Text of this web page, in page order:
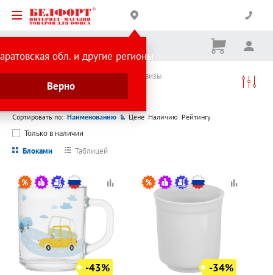
обл. и другие регионы
Верно
Корзина
Ничего
Каталог товаров Акция Кружки и сервизы
Кружки и сервизы
Сортировать по: Наименованию Цене Наличию Рейтингу
Только в наличии
Блоками
Таблицей
-43% -34%